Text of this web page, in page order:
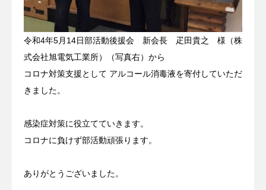
令和4年5月14日部活動後援会 新会長 疋田貴之 様（株
式会社旭電気工業所）（写真右）から
コロナ対策支援として アルコール消毒液を寄付していただ
きました。
感染症対策に役立てていきます。
コロナに負けず部活動頑張ります。
ありがとうございました。